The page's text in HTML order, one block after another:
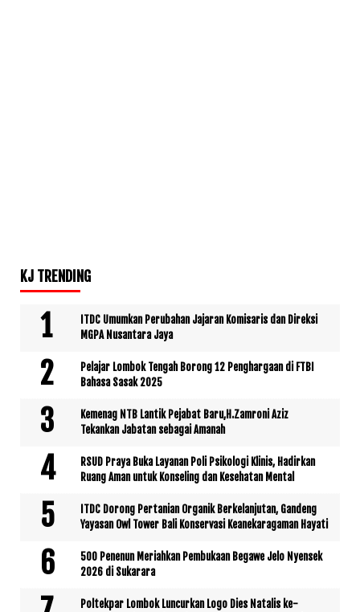
KJ TRENDING
ITDC Umumkan Perubahan Jajaran Komisaris dan Direksi
MGPA Nusantara Jaya
Pelajar Lombok Tengah Borong 12 Penghargaan di FTBI
Bahasa Sasak 2025
Kemenag NTB Lantik Pejabat Baru,H.Zamroni Aziz
Tekankan Jabatan sebagai Amanah
RSUD Praya Buka Layanan Poli Psikologi Klinis, Hadirkan
Ruang Aman untuk Konseling dan Kesehatan Mental
ITDC Dorong Pertanian Organik Berkelanjutan, Gandeng
Yayasan Owl Tower Bali Konservasi Keanekaragaman Hayati
500 Penenun Meriahkan Pembukaan Begawe Jelo Nyensek
2026 di Sukarara
Poltekpar Lombok Luncurkan Logo Dies Natalis ke-